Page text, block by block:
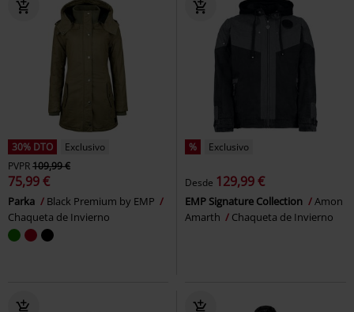
30% DTO
Exclusivo
PVPR109,99 €
75,99 €
Parka
Black Premium by EMP
Chaqueta de Invierno
% Exclusivo
Desde 129,99 €
EMP Signature Collection
Amon
Amarth
Chaqueta de Invierno